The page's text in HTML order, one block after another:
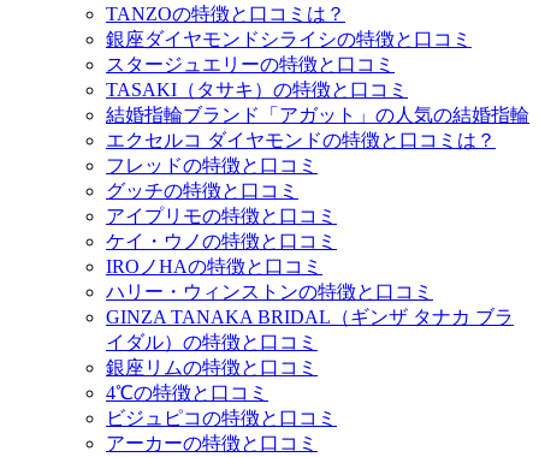
TANZOの特徴と口コミは？
銀座ダイヤモンドシライシの特徴と口コミ
スタージュエリーの特徴と口コミ
TASAKI（タサキ）の特徴と口コミ
結婚指輪ブランド「アガット」の人気の結婚指輪
エクセルコ ダイヤモンドの特徴と口コミは？
フレッドの特徴と口コミ
グッチの特徴と口コミ
アイプリモの特徴と口コミ
ケイ・ウノの特徴と口コミ
IROノHAの特徴と口コミ
ハリー・ウィンストンの特徴と口コミ
GINZA TANAKA BRIDAL（ギンザ タナカ ブラ
イダル）の特徴と口コミ
銀座リムの特徴と口コミ
4℃の特徴と口コミ
ビジュピコの特徴と口コミ
アーカーの特徴と口コミ